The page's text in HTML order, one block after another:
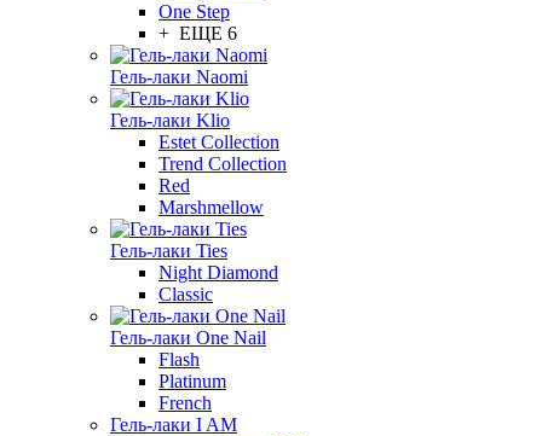
One Step
+ ЕЩЕ 6
Гель-лаки Naomi
Гель-лаки Klio
Estet Collection
Trend Collection
Red
Marshmellow
Гель-лаки Ties
Night Diamond
Classic
Гель-лаки One Nail
Flash
Platinum
French
Гель-лаки I AM